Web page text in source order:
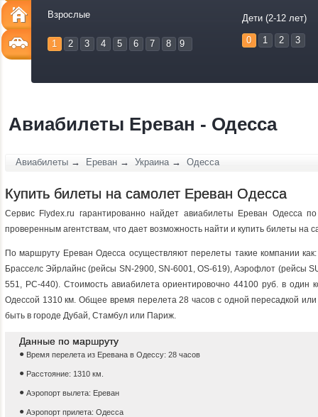
Взрослые
1 2 3 4 5 6 7 8 9
Дети (2-12 лет)
0 1 2 3
Авиабилеты Ереван - Одесса
Авиабилеты → Ереван → Украина → Одесса
Купить билеты на самолет Ереван Одесса
Сервис Flydex.ru гарантированно найдет авиабилеты Ереван Одесса
проверенным агентствам, что дает возможность найти и купить билеты
По маршруту Ереван Одесса осуществляют перелеты такие компании
Брасселс Эйрлайнс (рейсы SN-2900, SN-6001, OS-619), Аэрофлот (рейсы
551, PC-440). Стоимость авиабилета ориентировочно 44100 руб. в один
Одессой 1310 км. Общее время перелета 28 часов c одной пересадкой
быть в городе Дубай, Стамбул или Париж.
Данные по маршруту
Время перелета из Еревана в Одессу: 28 часов
Расстояние: 1310 км.
Аэропорт вылета: Ереван
Аэропорт прилета: Одесса